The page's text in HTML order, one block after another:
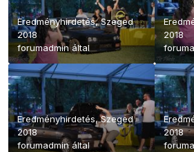
Eredményhirdetés, Szeged
2018
forumadmináltal
2018
Eredményhirdetés, Szeged
2018
forumadmináltal
2018